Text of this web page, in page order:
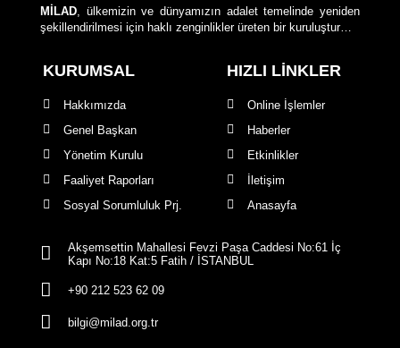
MİLAD, ülkemizin ve dünyamızın adalet temelinde yeniden
şekillendirilmesi için haklı zenginlikler üreten bir kuruluştur…
KURUMSAL
Hakkımızda
Genel Başkan
Yönetim Kurulu
Faaliyet Raporları
Sosyal Sorumluluk Prj.
HIZLI LİNKLER
Online İşlemler
Haberler
Etkinlikler
İletişim
Anasayfa
Akşemsettin Mahallesi Fevzi Paşa Caddesi No:61 İç
Kapı No:18 Kat:5 Fatih / İSTANBUL
+90 212 523 62 09
bilgi@milad.org.tr